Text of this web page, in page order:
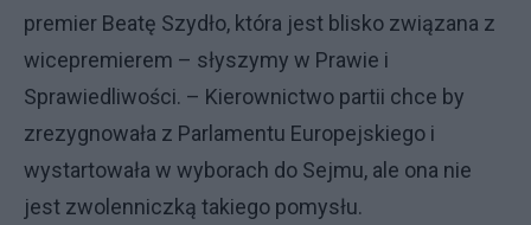
premier Beatę Szydło, która jest blisko związana z
wicepremierem – słyszymy w Prawie i
Sprawiedliwości. – Kierownictwo partii chce by
zrezygnowała z Parlamentu Europejskiego i
wystartowała w wyborach do Sejmu, ale ona nie
jest zwolenniczką takiego pomysłu.